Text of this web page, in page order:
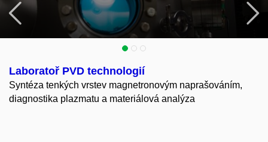
Předchozí
Laboratoř PVD technologií
Syntéza tenkých vrstev magnetronovým naprašováním,
diagnostika plazmatu a materiálová analýza